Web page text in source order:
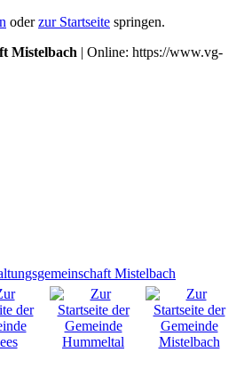
oderzur Startseite springen.
Mistelbach | Online: https://www.vg-